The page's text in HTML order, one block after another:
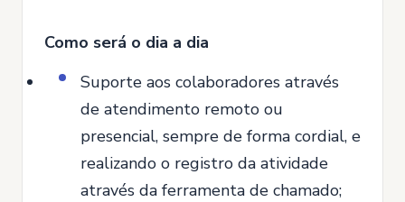
Como será o dia a dia
Suporte aos colaboradores através
de atendimento remoto ou
presencial, sempre de forma cordial, e
realizando o registro da atividade
através da ferramenta de chamado;